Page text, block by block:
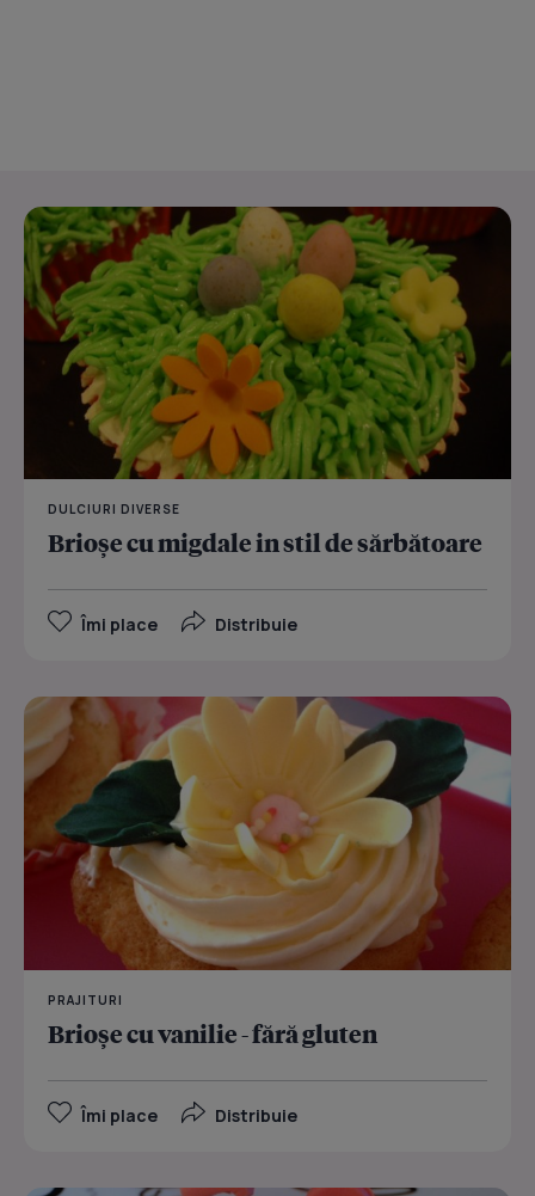
DULCIURI DIVERSE
Brioșe cu migdale in stil de sărbătoare
Îmi place Distribuie
PRAJITURI
Brioșe cu vanilie - fără gluten
Îmi place Distribuie